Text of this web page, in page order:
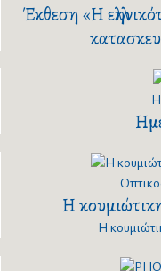
Έκθεση «Η
Η
Η